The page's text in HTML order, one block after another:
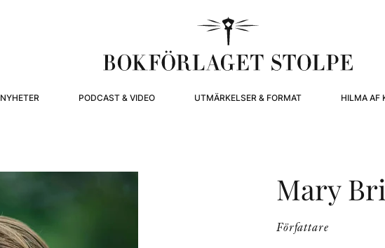
NYHETER PODCAST & VIDEO UTMÄRKELSER & FORMAT HILMA AF
Mary
Författare